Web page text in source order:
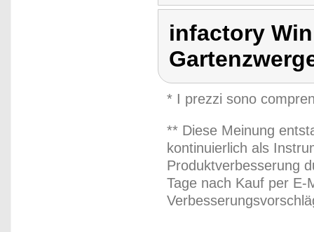
infactory
* I prezzi sono
** Diese Meinung
kontinuierlich als
Produktverbesserung
Tage nach Kauf per E-